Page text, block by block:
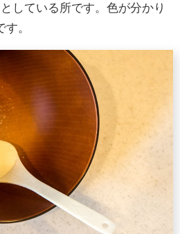
している所です。色が分かり
。